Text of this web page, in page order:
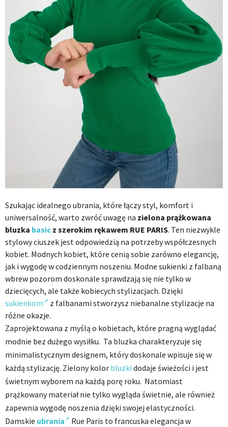
Szukając idealnego ubrania, które łączy styl, komfort i
uniwersalność, warto zwróć uwagę na zielona prążkowana
bluzka basic z szerokim rękawem RUE PARIS. Ten niezwykle
stylowy ciuszek jest odpowiedzią na potrzeby współczesnych
kobiet. Modnych kobiet, które cenią sobie zarówno elegancję,
jak i wygodę w codziennym noszeniu. Modne sukienki z falbaną
wbrew pozorom doskonale sprawdzają się nie tylko w
dziecięcych, ale także kobiecych stylizacjach. Dzięki
sukienkom
z falbanami stworzysz niebanalne stylizacje na
różne okazje.
Zaprojektowana z myślą o kobietach, które pragną wyglądać
modnie bez dużego wysiłku. Ta bluzka charakteryzuje się
minimalistycznym designem, który doskonale wpisuje się w
każdą stylizację. Zielony kolor bluzki dodaje świeżości i jest
świetnym wyborem na każdą porę roku. Natomiast
prążkowany materiał nie tylko wygląda świetnie, ale również
zapewnia wygodę noszenia dzięki swojej elastyczności.
Damskie ubrania
Rue Paris to francuska elegancja w